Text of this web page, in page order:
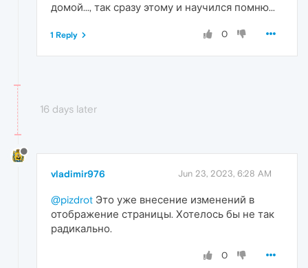
домой..., так сразу этому и научился помню...
0
1 Reply
16 days later
vladimir976 Jun 23, 2023, 6:28 AM
@pizdrot Это уже внесение изменений в
отображение страницы. Хотелось бы не так
радикально.
0